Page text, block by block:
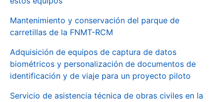
Mantenimiento y conservación del parque de
carretillas de la FNMT-RCM
Adquisición de equipos de captura de datos
biométricos y personalización de documentos de
identificación y de viaje para un proyecto piloto
Servicio de asistencia técnica de obras civiles en la